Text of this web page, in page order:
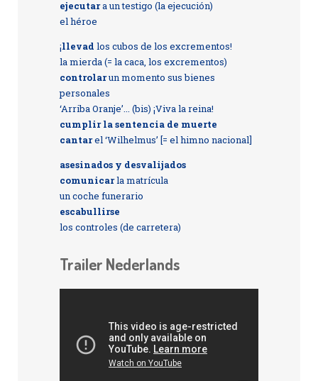
ejecutara un testigo (la ejecución)
el héroe
¡llevad los cubos de los excrementos!
la mierda (= la caca, los excrementos)
controlarun momento sus bienes
personales
‘Arriba Oranje’... (bis) ¡Viva la reina!
cumplir la sentencia de muerte
cantarel ‘Wilhelmus’ [= el himno nacional]
asesinados y desvalijados
comunicarla matrícula
un coche funerario
escabullirse
los controles (de carretera)
Trailer Nederlands